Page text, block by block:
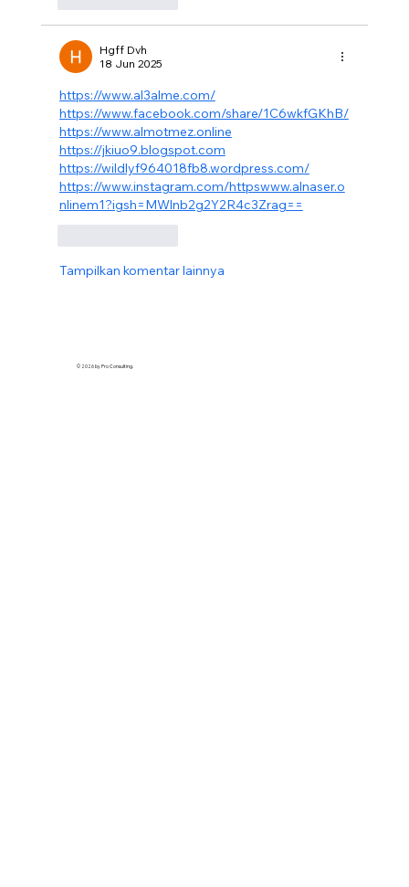
Hgff Dvh
18 Jun 2025
https://www.al3alme.com/
https://www.facebook.com/share/1C6wkfGKhB/
https://www.almotmez.online
https://jkiuo9.blogspot.com
https://wildlyf964018fb8.wordpress.com/
https://www.instagram.com/httpswww.alnaser.o
nlinem1?igsh=MWlnb2g2Y2R4c3Zrag==
Tampilkan komentar lainnya
© 2026 by Pro Consulting.